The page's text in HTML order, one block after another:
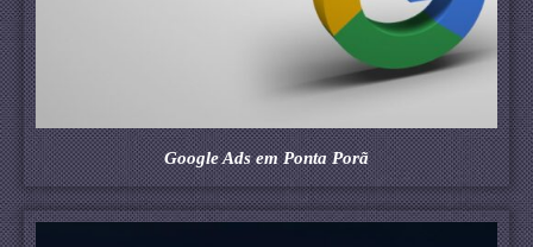
Google Ads em Ponta Porã